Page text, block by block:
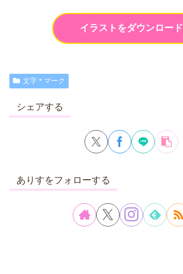
イラストをダウンロード
文字＊マーク
シェアする
ありすをフォローする